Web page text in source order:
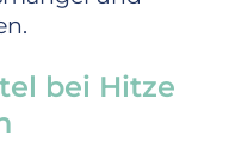
bei Hitze